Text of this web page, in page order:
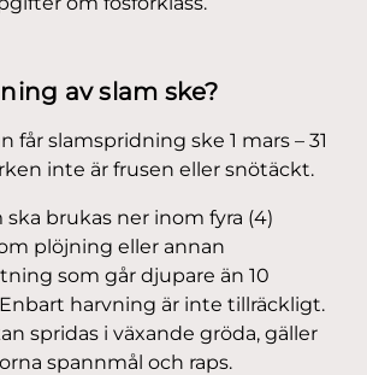
av slam ske?
får slamspridning ske 1 mars – 31
inte är frusen eller snötäckt.
ska brukas ner inom fyra (4)
plöjning eller annan
som går djupare än 10
harvning är inte tillräckligt.
spridas i växande gröda, gäller
spannmål och raps.